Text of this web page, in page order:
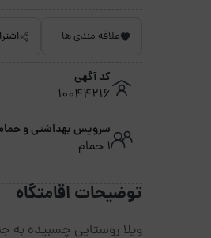
علاقه مندی ها
کد آگهی
10044216
سرویس بهداشتی و
1 حمام
توضیحات اقامتگاه
ویلا روستایی چسبیده به